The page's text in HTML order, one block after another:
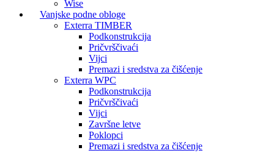
Wise
Vanjske podne obloge
Exterra TIMBER
Podkonstrukcija
Pričvrščivaći
Vijci
Premazi i sredstva za čišćenje
Exterra WPC
Podkonstrukcija
Pričvrščivaći
Vijci
Završne letve
Poklopci
Premazi i sredstva za čišćenje